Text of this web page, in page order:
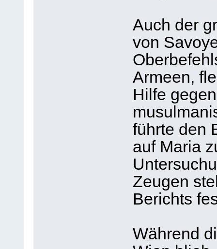
Auch der
von
Armeen,
Hilfe
führte den
auf Maria
Zeugen
Berichts
Während